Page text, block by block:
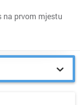
na prvom mjestu